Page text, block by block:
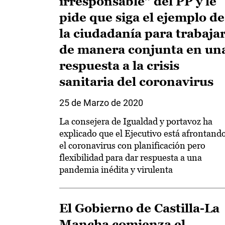
pide que siga el ejemplo de
la ciudadanía para
de manera conjunta en
respuesta a la crisis
sanitaria del coronavirus
25 de Marzo de 2020
La consejera de Igualdad y portavoz ha
explicado que el Ejecutivo está
el coronavirus con planificación pero
flexibilidad para dar respuesta a una
pandemia inédita y virulenta
El Gobierno de Castilla-La